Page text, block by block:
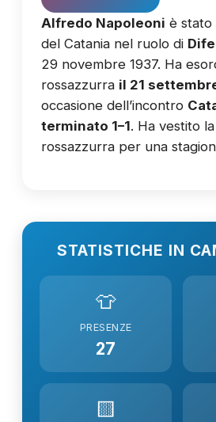
Alfredo Napoleoni è stato
del Catania nel ruolo di
29 novembre 1937. Ha
rossazzurra il 21
occasione dell’incontro
terminato 1–1. Ha vestito
rossazzurra per una
STATISTICHE IN
👕
PRESENZE
27
🟨